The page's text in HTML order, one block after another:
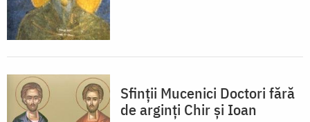
Sfinții Mucenici Doctori fără
de arginți Chir și Ioan